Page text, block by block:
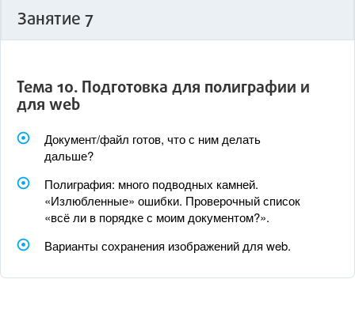
Занятие 7
Тема 10. Подготовка для полиграфии и
для web
Документ/файл готов, что с ним делать
дальше?
Полиграфия: много подводных камней.
«Излюбленные» ошибки. Проверочный список
«всё ли в порядке с моим документом?».
Варианты сохранения изображений для web.